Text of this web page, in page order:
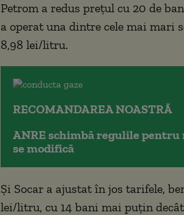
Petrom a redus prețul cu 20 de
a operat una dintre cele mai mari
8,98 lei/litru.
RECOMANDAREA NOASTRĂ
ANRE schimbă regulile pentru
se modifică
Și Socar a ajustat în jos tarifele,
lei/litru, cu 14 bani mai puțin